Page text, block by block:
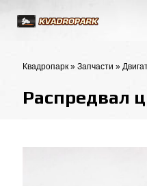
Квадропарк » Запчасти »
Распредвал